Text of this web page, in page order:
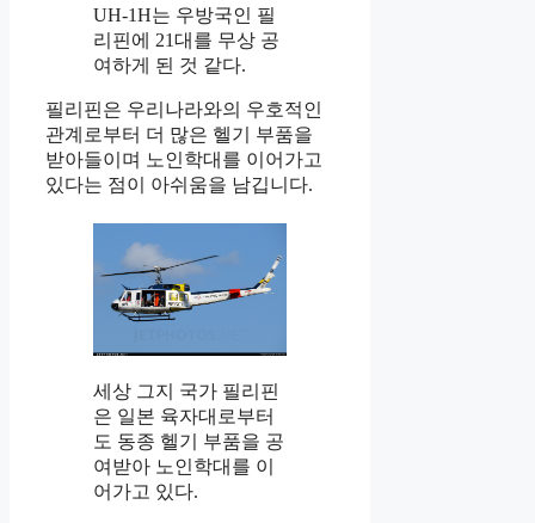
UH-1H는 우방국인 필
리핀에 21대를 무상 공
여하게 된 것 같다.
필리핀은 우리나라와의 우호적인
관계로부터 더 많은 헬기 부품을
받아들이며 노인학대를 이어가고
있다는 점이 아쉬움을 남깁니다.
세상 그지 국가 필리핀
은 일본 육자대로부터
도 동종 헬기 부품을 공
여받아 노인학대를 이
어가고 있다.